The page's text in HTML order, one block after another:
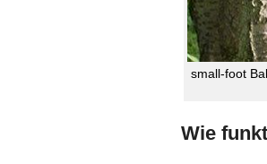
small-foot
Wie